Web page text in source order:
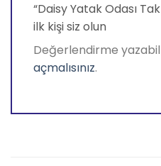
“Daisy Yatak Odası
ilk kişi siz olun
Değerlendirme
açmalısınız.